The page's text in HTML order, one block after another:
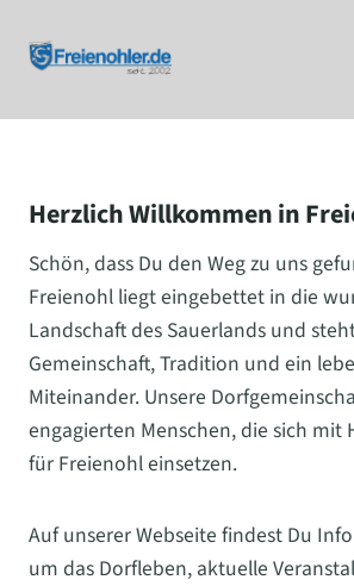
Inhalt
springen
Herzlich Willkommen in
Schön, dass Du den Weg zu uns
Freienohl liegt eingebettet in die
Landschaft des Sauerlands und
Gemeinschaft, Tradition und ein
Miteinander. Unsere
engagierten Menschen, die sich mit
für Freienohl einsetzen.
Auf unserer Webseite findest Du
um das Dorfleben, aktuelle